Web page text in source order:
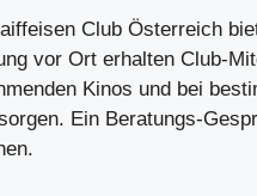
Club Österreich
vor Ort erhalten Club-
Kinos und bei
Ein Beratungs-